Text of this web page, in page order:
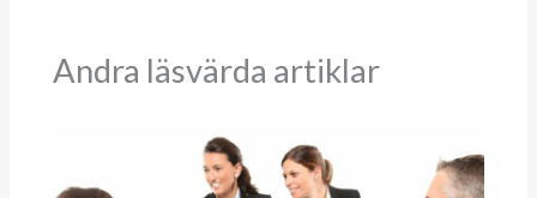
Andra läsvärda artiklar